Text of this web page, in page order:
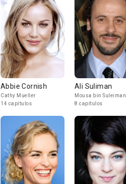
Abbie Cornish
Cathy Mueller
14 capítulos
Ali Suliman
Mousa bin Suleiman
8 capítulos